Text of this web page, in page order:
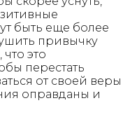
быть еще более
привычку
это
перестать
от своей веры
оправданы и